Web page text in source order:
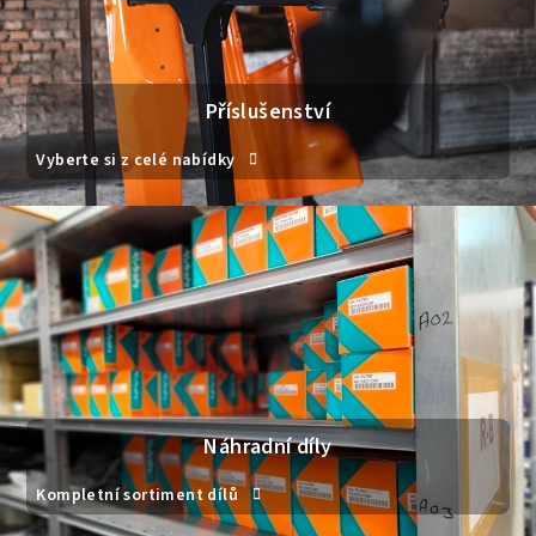
Příslušenství
Vyberte si z celé nabídky
Náhradní díly
Kompletní sortiment dílů